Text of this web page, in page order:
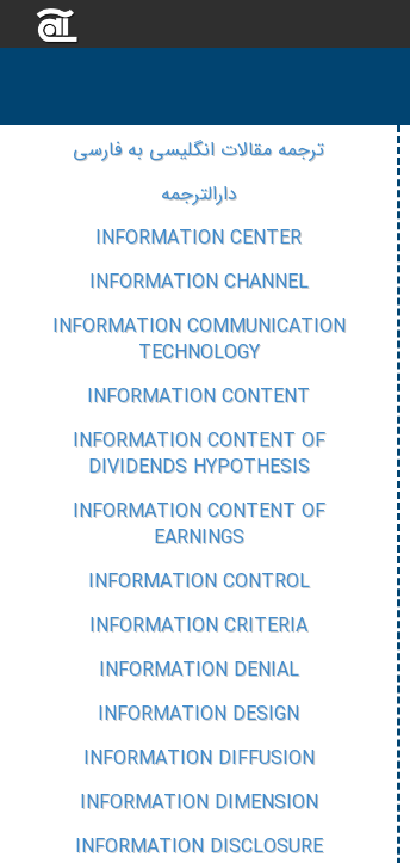
ترجمه مقالات انگلیسی به فارسی
دارالترجمه
INFORMATION CENTER
INFORMATION CHANNEL
INFORMATION COMMUNICATION
TECHNOLOGY
INFORMATION CONTENT
INFORMATION CONTENT OF
DIVIDENDS HYPOTHESIS
INFORMATION CONTENT OF
EARNINGS
INFORMATION CONTROL
INFORMATION CRITERIA
INFORMATION DENIAL
INFORMATION DESIGN
INFORMATION DIFFUSION
INFORMATION DIMENSION
INFORMATION DISCLOSURE